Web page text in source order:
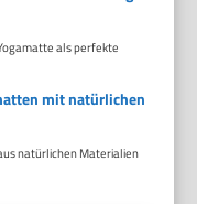
als perfekte
mit natürlichen
natürlichen Materialien